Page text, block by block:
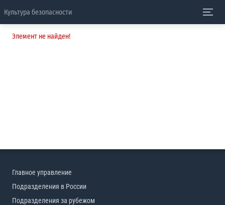
Культура безопасности
Элемент не найден!
Главное управление
Подразделения в России
Подразделения за рубежом